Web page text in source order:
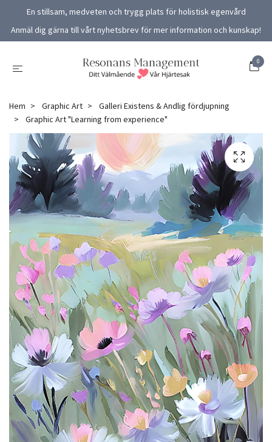
En stillsam, medveten och trygg plats för holistisk egenvård
Anmäl dig gärna till vårt nyhetsbrev för mer information och kunskap!
0
Hem Graphic Art
Galleri Existens & Andlig fördjupning
Graphic Art "Learning from experience"